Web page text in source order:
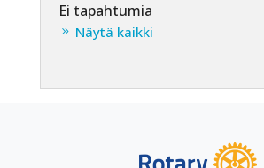
Ei tapahtumia
Näytä kaikki